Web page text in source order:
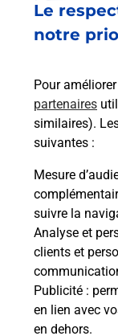
Le
notre
Pour
partenaires
similaires).
suivantes :
Mesure
suivre la
Analyse et
clients et
Publicité :
en lien avec
en dehors.
Est-il
emballage
Comment
Comment
à votre
Puis-je
avec La
conditions ?